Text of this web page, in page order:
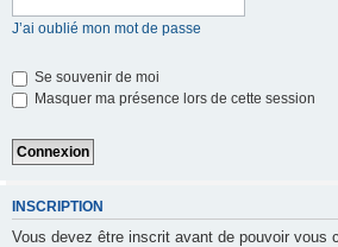
J’ai oublié mon mot de passe
Se souvenir de moi
Masquer ma présence lors de cette session
INSCRIPTION
Vous devez être inscrit avant de pouvoir vous